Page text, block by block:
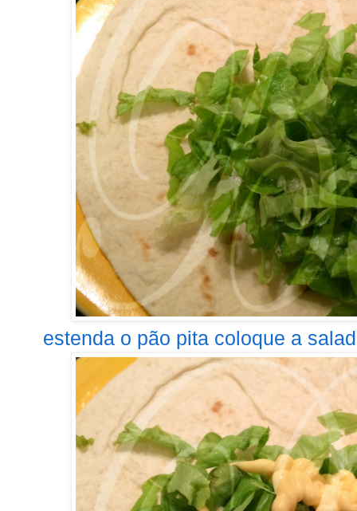
estenda o pão pita coloque a